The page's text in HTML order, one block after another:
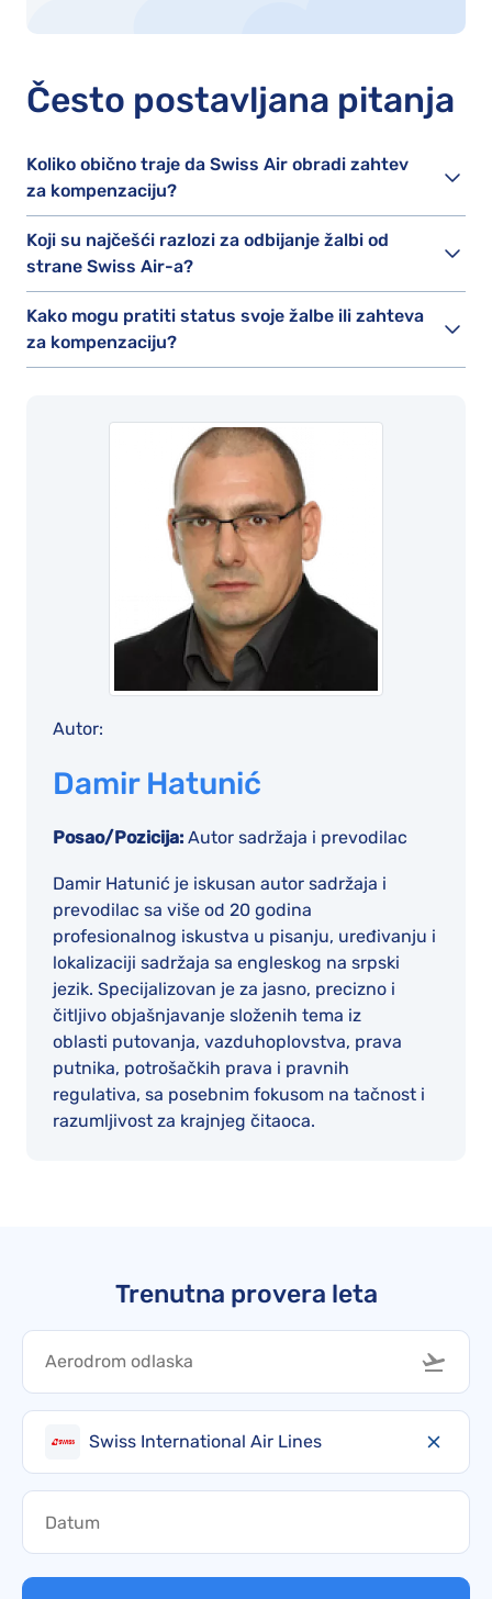
Često postavljana pitanja
Koliko obično traje da Swiss Air obradi zahtev
za kompenzaciju?
Koji su najčešći razlozi za odbijanje žalbi od
strane Swiss Air-a?
Kako mogu pratiti status svoje žalbe ili zahteva
za kompenzaciju?
Autor:
Damir Hatunić
Posao/Pozicija: Autor sadržaja i prevodilac
Damir Hatunić je iskusan autor sadržaja i
prevodilac sa više od 20 godina
profesionalnog iskustva u pisanju, uređivanju i
lokalizaciji sadržaja sa engleskog na srpski
jezik. Specijalizovan je za jasno, precizno i
čitljivo objašnjavanje složenih tema iz
oblasti putovanja, vazduhoplovstva, prava
putnika, potrošačkih prava i pravnih
regulativa, sa posebnim fokusom na tačnost i
razumljivost za krajnjeg čitaoca.
Trenutna provera leta
Swiss International Air Lines